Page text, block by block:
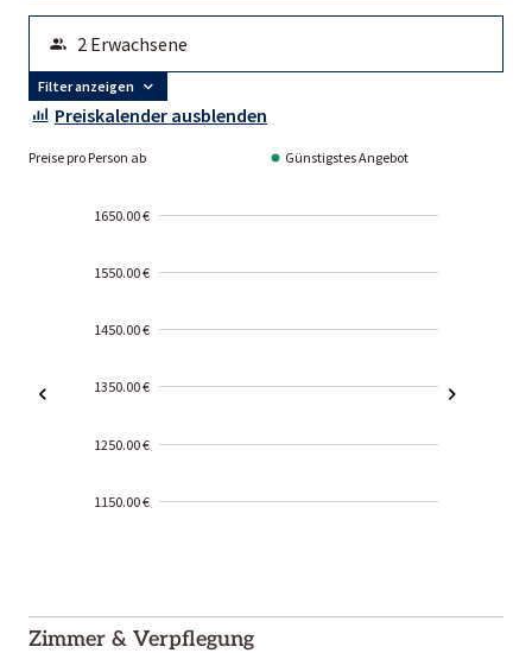
Filter anzeigen
Preiskalender ausblenden
Preise pro Person ab Günstigstes Angebot
1650.00 €
1550.00 €
1450.00 €
1350.00 €
1250.00 €
1150.00 €
01-02
Zimmer & Verpflegung